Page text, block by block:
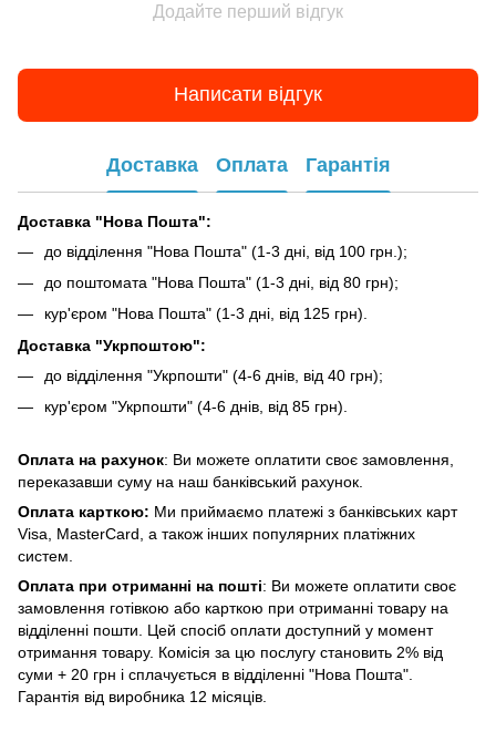
Додайте перший відгук
Написати відгук
Доставка Оплата Гарантія
Доставка "Нова Пошта":
до відділення "Нова Пошта" (1-3 дні, від 100 грн.);
до поштомата "Нова Пошта" (1-3 дні, від 80 грн);
кур'єром "Нова Пошта" (1-3 дні, від 125 грн).
Доставка "Укрпоштою":
до відділення "Укрпошти" (4-6 днів, від 40 грн);
кур'єром "Укрпошти" (4-6 днів, від 85 грн).
Оплата на рахунок: Ви можете оплатити своє замовлення,
переказавши суму на наш банківський рахунок.
Оплата карткою: Ми приймаємо платежі з банківських карт
Visa, MasterCard, а також інших популярних платіжних
систем.
Оплата при отриманні на пошті: Ви можете оплатити своє
замовлення готівкою або карткою при отриманні товару на
відділенні пошти. Цей спосіб оплати доступний у момент
отримання товару. Комісія за цю послугу становить 2% від
суми + 20 грн і сплачується в відділенні "Нова Пошта".
Гарантія від виробника 12 місяців.